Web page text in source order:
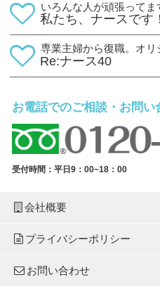
いろんな人が頑張ってま
私たち、ナースです！
専業主婦から復職。オリ
Re:ナース40
お電話でのご相談・お問い
受付時間：平日9：00~18：00
会社概要
プライバシーポリシー
お問い合わせ